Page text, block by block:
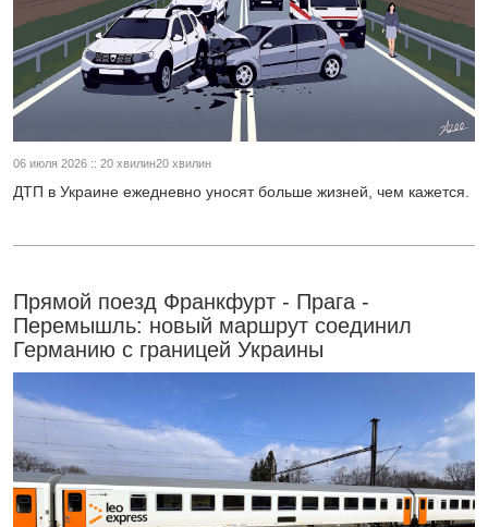
06 июля 2026 :: 20 хвилин20 хвилин
ДТП в Украине ежедневно уносят больше жизней, чем кажется.
Прямой поезд Франкфурт - Прага -
Перемышль: новый маршрут соединил
Германию с границей Украины